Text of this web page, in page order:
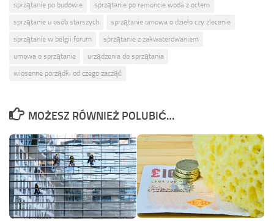
sprzątanie po budowie
sprzątanie po remoncie woda z octem
sprzątanie u osób starszych
sprzątanie umowa o dzieło czy zlecenie
sprzątanie w belgii forum
sprzątanie z zakwaterowaniem
umowa o sprzątanie
urządzenia do sprzątania
wiosenne porządki od czego zacząć
MOŻESZ RÓWNIEŻ POLUBIĆ…